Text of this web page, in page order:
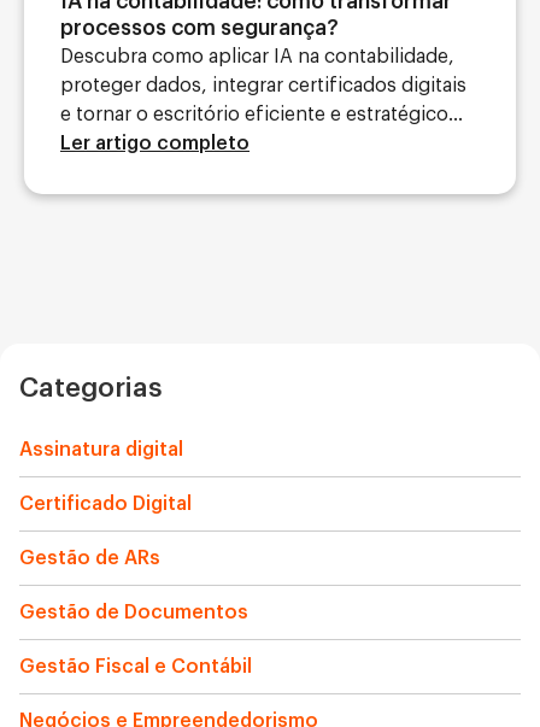
processos com segurança?
Descubra como aplicar IA na contabilidade,
proteger dados, integrar certificados digitais
e tornar o escritório eficiente e estratégico...
Ler artigo completo
Categorias
Assinatura digital
Certificado Digital
Gestão de ARs
Gestão de Documentos
Gestão Fiscal e Contábil
Negócios e Empreendedorismo